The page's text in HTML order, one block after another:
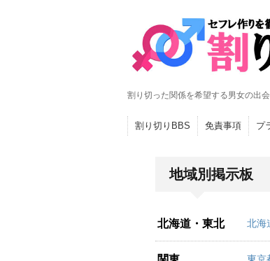
割り切った関係を希望する男女の出
割り切りBBS 免責事項 プ
地域別掲示板
北海道・東北 北海